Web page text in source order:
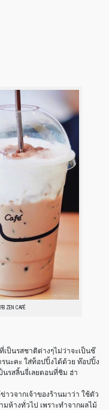
CAFÉ
ป็นรสชาติต่างๆไม่ว่าจะเป็นช๊
รนะคะ ใส่ท็อปปิ้งได้ด้วย ท๊อปปิ้ง
ป็นรสลิ้นจี่เลยตอนที่ชิม ฮ่า
วจากเจ้าของร้านมาว่า ใช้ตัว
มห้างทั่วไป เพราะทำจากผลไม้